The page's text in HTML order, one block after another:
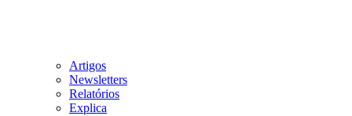
Artigos
Newsletters
Relatórios
Explica